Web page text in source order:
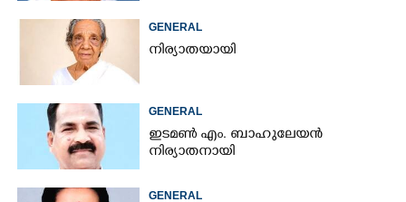
GENERAL
നിര്യാതയായി
GENERAL
ഇടമൺ എം. ബാഹുലേയൻ
നിര്യാതനായി
GENERAL